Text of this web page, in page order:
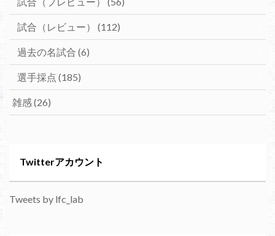
試合（レビュー） (112)
過去の名試合 (6)
選手採点 (185)
雑感(26)
Twitterアカウント
Tweets by lfc_lab